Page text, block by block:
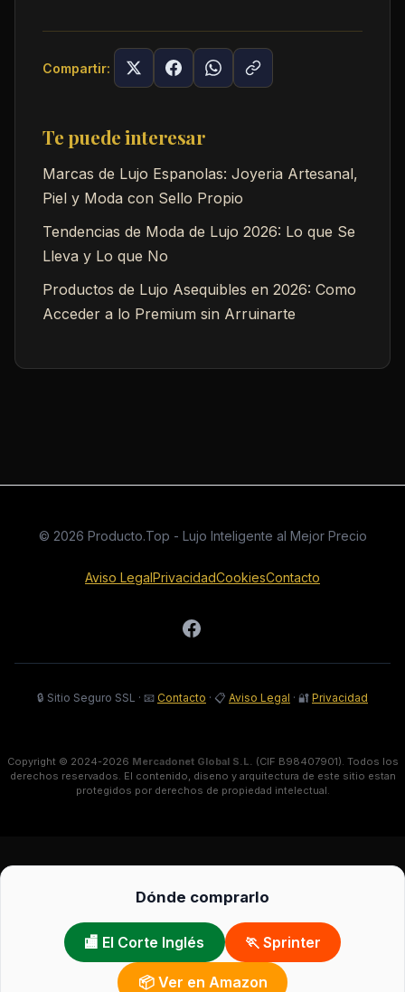
Compartir:
Te puede interesar
Marcas de Lujo Espanolas: Joyeria Artesanal,
Piel y Moda con Sello Propio
Tendencias de Moda de Lujo 2026: Lo que Se
Lleva y Lo que No
Productos de Lujo Asequibles en 2026: Como
Acceder a lo Premium sin Arruinarte
© 2026 Producto.Top - Lujo Inteligente al Mejor Precio
Aviso LegalPrivacidadCookiesContacto
🔒 Sitio Seguro SSL · 📧 Contacto · 📋 Aviso Legal · 🔐 Privacidad
Copyright © 2024-2026 Mercadonet Global S.L. (CIF B98407901). Todos los
derechos reservados. El contenido, diseno y arquitectura de este sitio estan
protegidos por derechos de propiedad intelectual.
Dónde comprarlo
🏬 El Corte Inglés 🏃 Sprinter
📦 Ver en Amazon